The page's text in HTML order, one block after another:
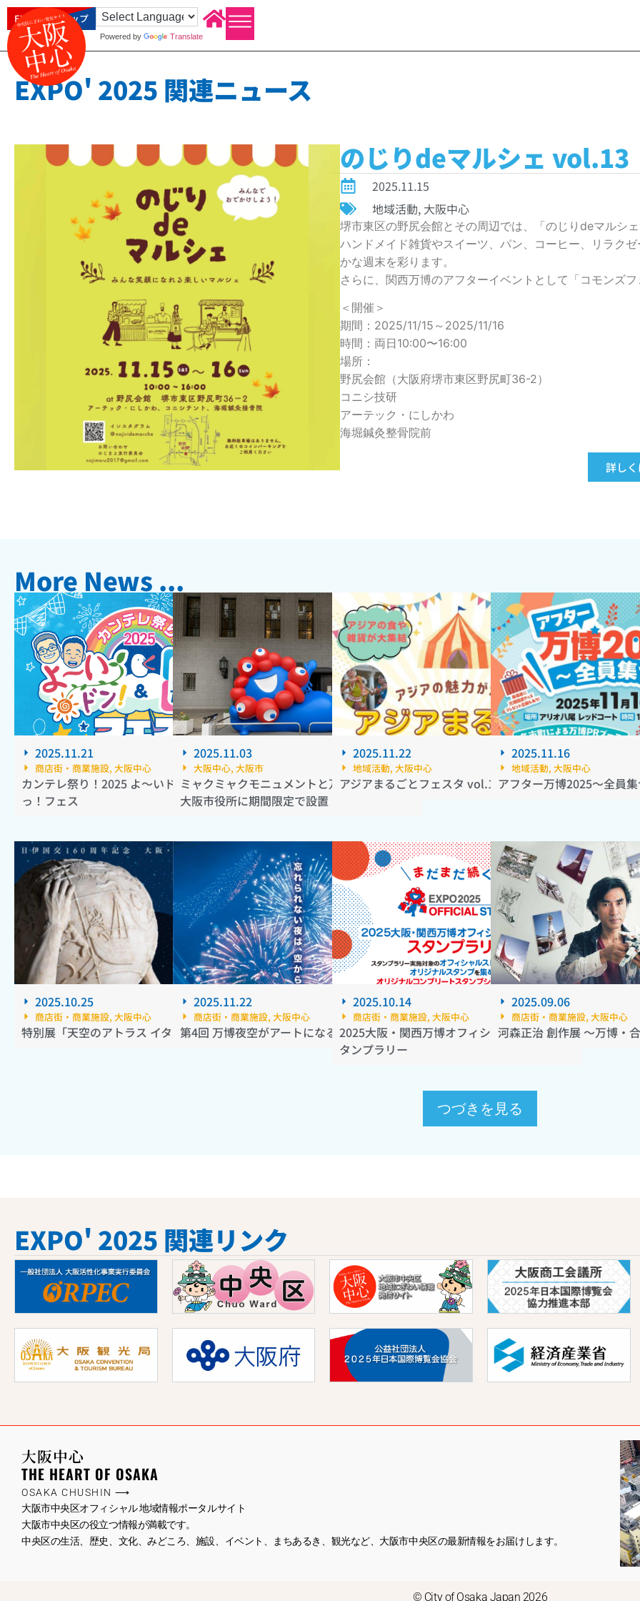
EXPO2025 トップ
Powered by Translate
EXPO' 2025 関連ニュース
のじりdeマルシェ vol.13
2025.11.15
地域活動, 大阪中心
堺市東区の野尻会館とその周辺では、「のじりdeマルシ
ハンドメイド雑貨やスイーツ、パン、コーヒー、リラク
かな週末を彩ります。
さらに、関西万博のアフターイベントとして「コモンズ
＜開催＞
期間：2025/11/15～2025/11/16
時間：両日10:00〜16:00
場所：
野尻会館（大阪府堺市東区野尻町36-2）
コニシ技研
アーテック・にしかわ
海堀鍼灸整骨院前
詳し
More News ...
2025.11.21
商店街・商業施設, 大阪中心
カンテレ祭り！2025 よ～いドン！＆とれたて
っ！フェス
2025.11.03
大阪中心,大阪市
ミャクミャクモニュメントと万博スタンプが
大阪市役所に期間限定で設置
2025.11.22
地域活動, 大阪中心
アジアまるごとフェスタ vol.1
2025.11.16
地域活動, 大阪中心
アフター万博2025～全員
2025.10.25
商店街・商業施設, 大阪中心
特別展「天空のアトラス イタリア館の至宝」
2025.11.22
商店街・商業施設,大阪中心
第4回 万博夜空がアートになる日 2025
2025.10.14
商店街・商業施設, 大阪中心
2025大阪・関西万博オフィシャルストアDEス
タンプラリー
2025.09.06
商店街・商業施設, 大阪中心
河森正治 創作展 ～万博・
つづきを見る
EXPO' 2025 関連リンク
大阪中心
THE HEART OF OSAKA
OSAKA CHUSHIN ⟶
大阪市中央区オフィシャル 地域情報ポータルサイト
大阪市中央区の役立つ情報が満載です。
中央区の生活、歴史、文化、みどころ、施設、イベント、まちあるき、観光など、大阪市中央区の最新情報をお届けします。
© City of Osaka Japan 2026